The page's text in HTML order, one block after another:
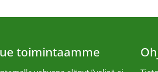
toimintaamme